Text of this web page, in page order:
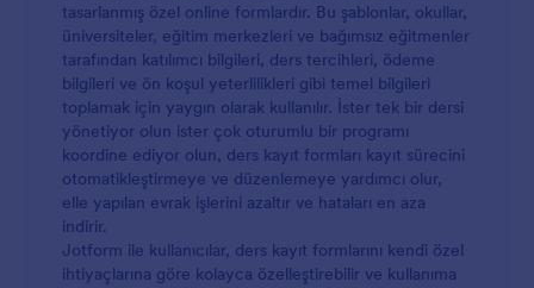
tasarlanmış özel online formlardır. Bu şablonlar, okullar,
üniversiteler, eğitim merkezleri ve bağımsız eğitmenler
tarafından katılımcı bilgileri, ders tercihleri, ödeme
bilgileri ve ön koşul yeterlilikleri gibi temel bilgileri
toplamak için yaygın olarak kullanılır. İster tek bir dersi
yönetiyor olun ister çok oturumlu bir programı
koordine ediyor olun, ders kayıt formları kayıt sürecini
otomatikleştirmeye ve düzenlemeye yardımcı olur,
elle yapılan evrak işlerini azaltır ve hataları en aza
indirir.
Jotform ile kullanıcılar, ders kayıt formlarını kendi özel
ihtiyaçlarına göre kolayca özelleştirebilir ve kullanıma